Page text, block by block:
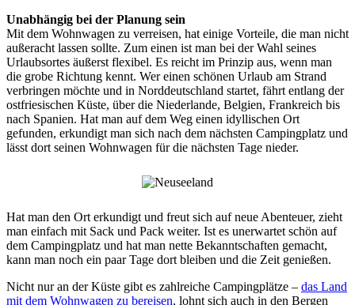
Unabhängig bei der Planung sein
Mit dem Wohnwagen zu verreisen, hat einige Vorteile, die man nicht
außeracht lassen sollte. Zum einen ist man bei der Wahl seines
Urlaubsortes äußerst flexibel. Es reicht im Prinzip aus, wenn man
die grobe Richtung kennt. Wer einen schönen Urlaub am Strand
verbringen möchte und in Norddeutschland startet, fährt entlang der
ostfriesischen Küste, über die Niederlande, Belgien, Frankreich bis
nach Spanien. Hat man auf dem Weg einen idyllischen Ort
gefunden, erkundigt man sich nach dem nächsten Campingplatz und
lässt dort seinen Wohnwagen für die nächsten Tage nieder.
Hat man den Ort erkundigt und freut sich auf neue Abenteuer, zieht
man einfach mit Sack und Pack weiter. Ist es unerwartet schön auf
dem Campingplatz und hat man nette Bekanntschaften gemacht,
kann man noch ein paar Tage dort bleiben und die Zeit genießen.
Nicht nur an der Küste gibt es zahlreiche Campingplätze – das Land
mit dem Wohnwagen zu bereisen, lohnt sich auch in den Bergen